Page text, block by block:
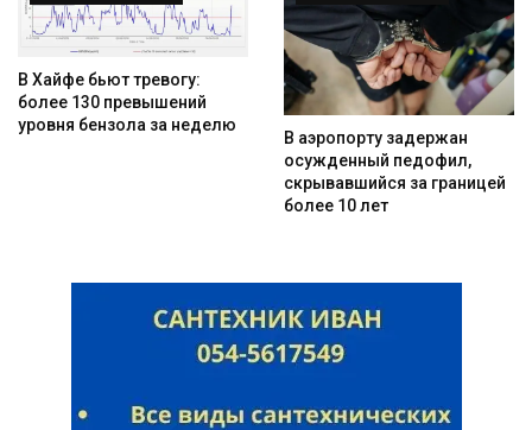
В Хайфе бьют тревогу:
более 130 превышений
уровня бензола за неделю
В аэропорту задержан
осужденный педофил,
скрывавшийся за границей
более 10 лет